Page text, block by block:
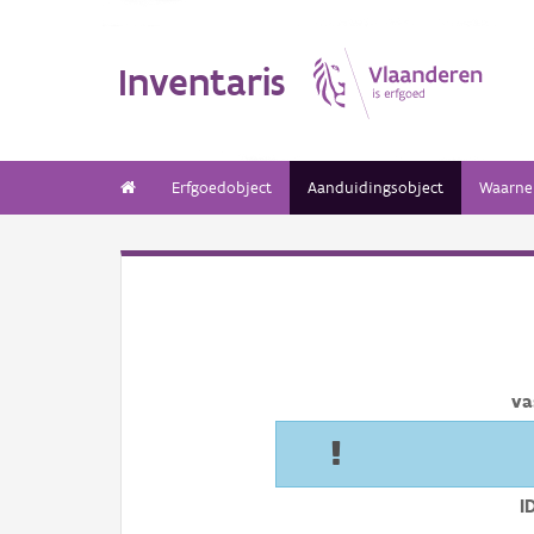
Inventaris
Erfgoedobject Aanduidingsobject